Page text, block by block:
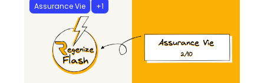
Assurance Vie +1